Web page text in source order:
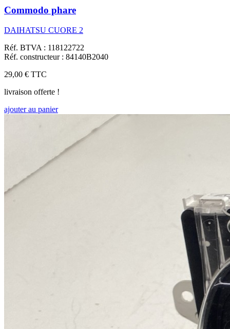
Commodo phare
DAIHATSU CUORE 2
Réf. BTVA : 118122722
Réf. constructeur : 84140B2040
29,00 € TTC
livraison offerte !
ajouter au panier